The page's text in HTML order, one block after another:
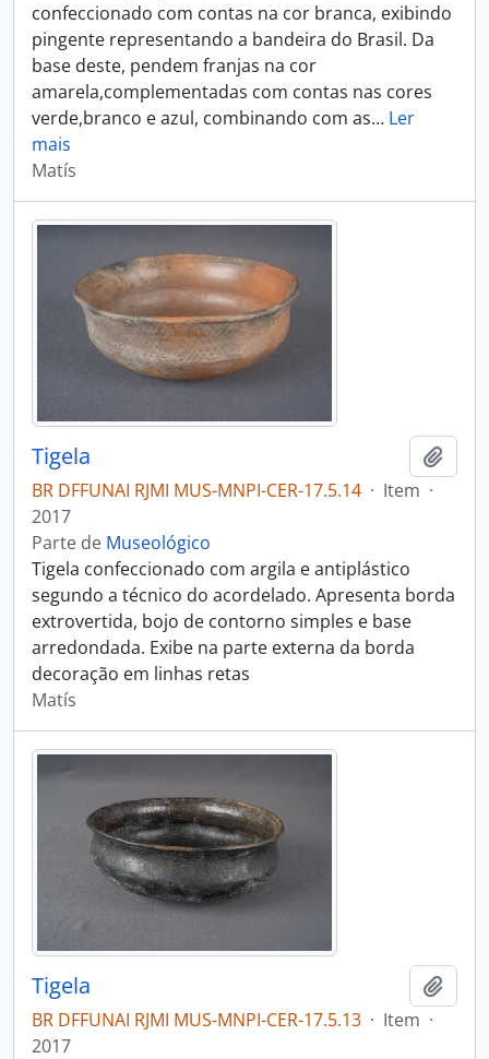
confeccionado com contas na cor branca, exibindo
pingente representando a bandeira do Brasil. Da
base deste, pendem franjas na cor
amarela,complementadas com contas nas cores
verde,branco e azul, combinando com as… Ler
mais
Matís
Tigela
BR DFFUNAI RJMI MUS-MNPI-CER-17.5.14 · Item ·
2017
Parte de Museológico
Tigela confeccionado com argila e antiplástico
segundo a técnico do acordelado. Apresenta borda
extrovertida, bojo de contorno simples e base
arredondada. Exibe na parte externa da borda
decoração em linhas retas
Matís
Tigela
BR DFFUNAI RJMI MUS-MNPI-CER-17.5.13 · Item ·
2017